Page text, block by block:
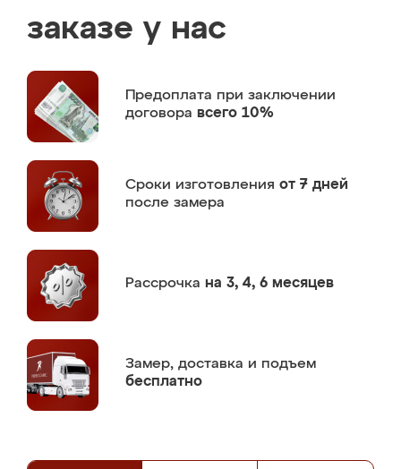
заказе у нас
Предоплата при заключении
договора всего 10%
Сроки изготовления от 7 дней
после замера
Рассрочка на 3, 4, 6 месяцев
Замер, доставка и подъем
бесплатно